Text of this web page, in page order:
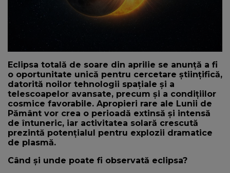
Eclipsa totală de soare din aprilie se anunță a fi
o oportunitate unică pentru cercetare științifică,
datorită noilor tehnologii spațiale și a
telescoapelor avansate, precum și a condițiilor
cosmice favorabile. Apropieri rare ale Lunii de
Pământ vor crea o perioadă extinsă și intensă
de întuneric, iar activitatea solară crescută
prezintă potențialul pentru explozii dramatice
de plasmă.
Când și unde poate fi observată eclipsa?